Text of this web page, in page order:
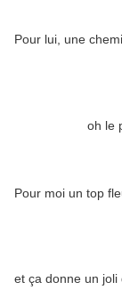
Pour lui, une
oh le
Pour moi un top
et ça donne un joli